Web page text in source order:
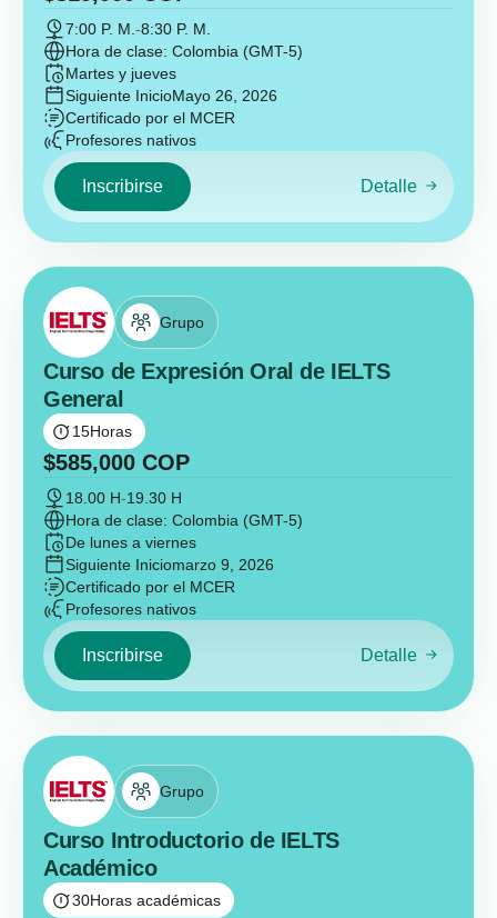
7:00 P. M. -8:30 P. M.
Hora de clase: Colombia (GMT-5)
Martes y jueves
Siguiente InicioMayo 26, 2026
Certificado por el MCER
Profesores nativos
Inscribirse Detalle
Grupo
Curso de Expresión Oral de IELTS
General
15Horas
$585,000 COP
18.00 H-19.30 H
Hora de clase: Colombia (GMT-5)
De lunes a viernes
Siguiente Iniciomarzo 9, 2026
Certificado por el MCER
Profesores nativos
Inscribirse Detalle
Grupo
Curso Introductorio de IELTS
Académico
30Horas académicas